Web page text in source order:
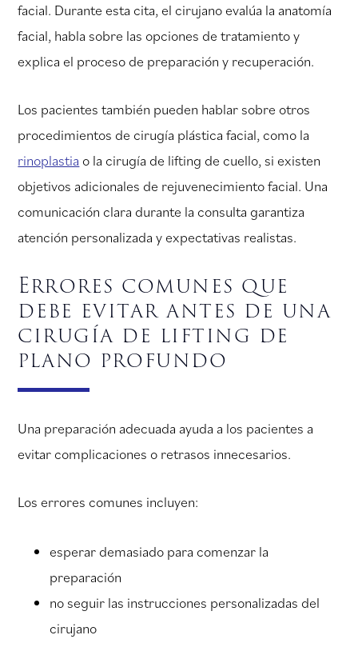
facial. Durante esta cita, el cirujano evalúa la anatomía
facial, habla sobre las opciones de tratamiento y
explica el proceso de preparación y recuperación.
Los pacientes también pueden hablar sobre otros
procedimientos de cirugía plástica facial, como la
rinoplastia o la cirugía de lifting de cuello, si existen
objetivos adicionales de rejuvenecimiento facial. Una
comunicación clara durante la consulta garantiza
atención personalizada y expectativas realistas.
Errores comunes que
debe evitar antes de una
cirugía de lifting de
plano profundo
Una preparación adecuada ayuda a los pacientes a
evitar complicaciones o retrasos innecesarios.
Los errores comunes incluyen:
esperar demasiado para comenzar la
preparación
no seguir las instrucciones personalizadas del
cirujano